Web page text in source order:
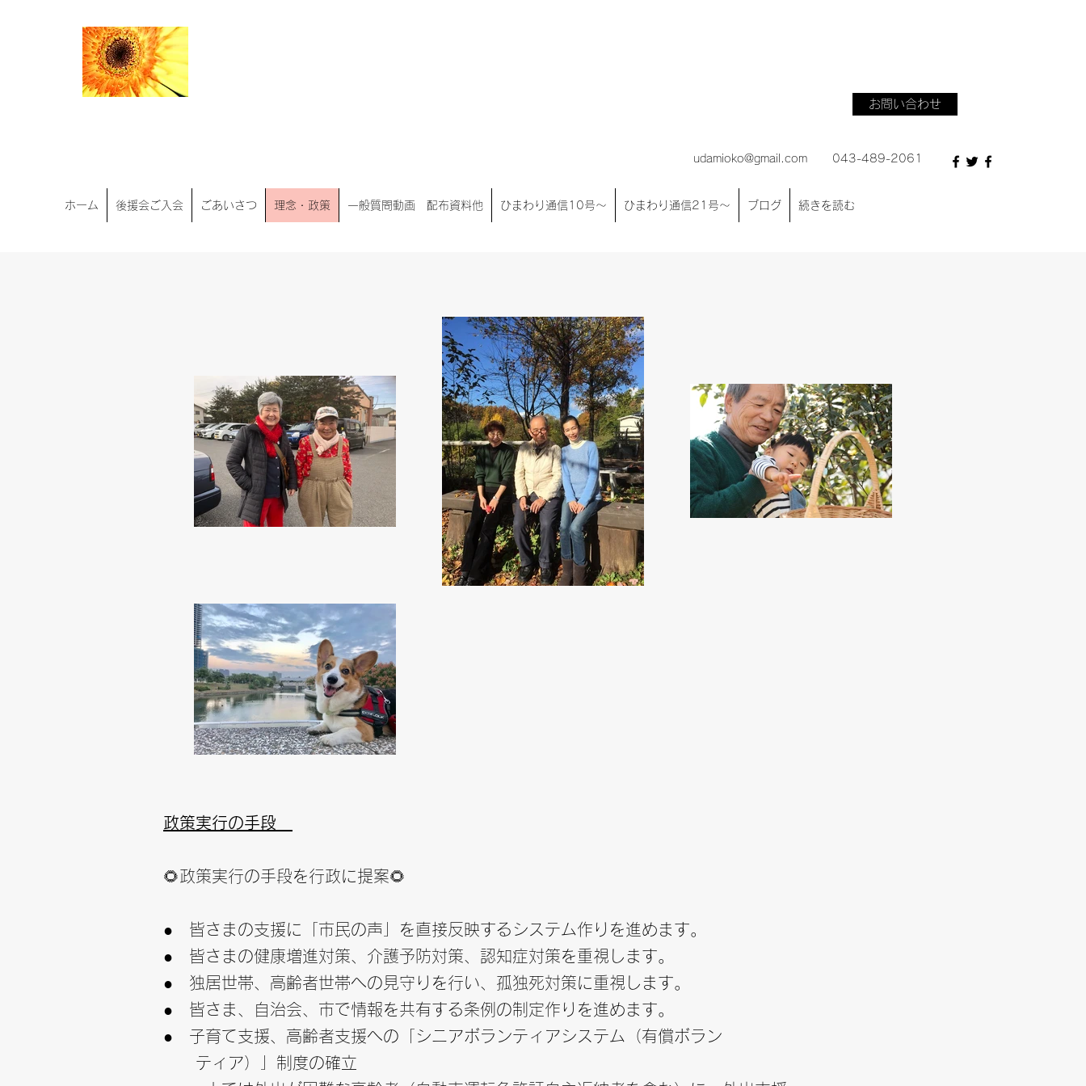
お問い合わせ
こどもと みんな, 佐倉のために
佐倉市議会議員 宇田みおこ
ホーム 後援会ご入会 ごあいさつ 理念・政策 一般質問動画 配布資料他 ひまわり通信10号～ ひまわり通信21号～ ブログ 続きを読む
udamioko@gmail.com 043-489-2061
政策実行の手段
🌻政策実行の手段を行政に提案🌻
● 皆さまの支援に「市民の声」を直接反映するシステム作りを進めます。
● 皆さまの健康増進対策、介護予防対策、認知症対策を重視します。
● 独居世帯、高齢者世帯への見守りを行い、孤独死対策に重視します。
● 皆さま、自治会、市で情報を共有する条例の制定作りを進めます。
● 子育て支援、高齢者支援への「シニアボランティアシステム（有償ボラン
ティア）」制度の確立